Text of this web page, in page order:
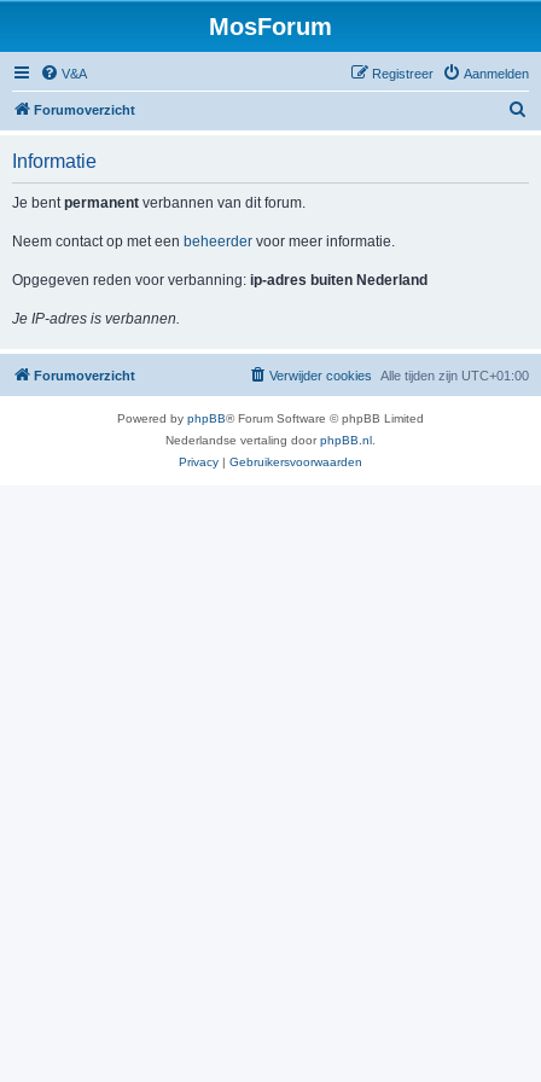
MosForum
V&A Aanmelden
Registreer
Forumoverzicht
Informatie
Je bentpermanent verbannen van dit forum.
Neem contact op met een beheerder voor meer informatie.
Opgegeven reden voor verbanning: ip-adres buiten Nederland
Je IP-adres is verbannen.
Forumoverzicht Alle tijden zijn UTC+01:00
Verwijder cookies
Powered by phpBB® Forum Software © phpBB Limited
Nederlandse vertaling doorphpBB.nl
Privacy | Gebruikersvoorwaarden